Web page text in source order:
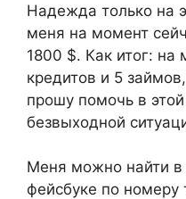
Надежда только на
меня на момент
1800 $. Как итог: на
кредитов и 5
прошу помочь в
безвыходной
Меня можно найти в
фейсбуке по номеру